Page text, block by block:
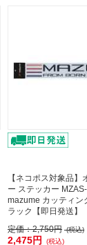
【ネコポス対象品】
ー ステッカー
mazume カッティン
ラック【即日発送】
定価：2,750円 (税込)
2,475円 (税込)